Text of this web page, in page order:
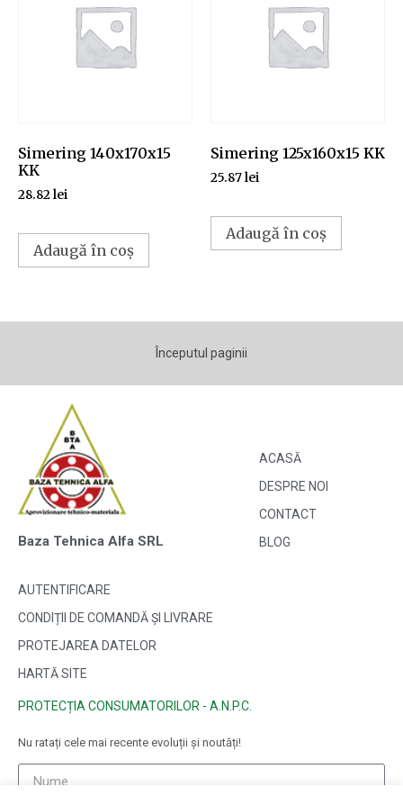
Simering 140x170x15
KK
28.82lei
Adaugă în coș
Simering 125x160x15 KK
25.87lei
Adaugă în coș
Începutul paginii
Baza Tehnica Alfa SRL
ACASĂ
DESPRE NOI
CONTACT
BLOG
AUTENTIFICARE
CONDIȚII DE COMANDĂ ȘI LIVRARE
PROTEJAREA DATELOR
HARTĂ SITE
PROTECȚIA CONSUMATORILOR - A.N.P.C.
Nu ratați cele mai recente evoluții și noutăți!